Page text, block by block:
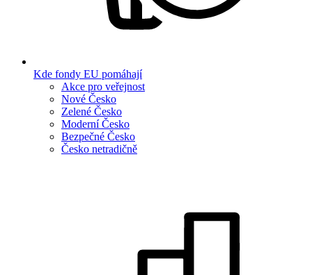
Kde fondy EU pomáhají
Akce pro veřejnost
Nové Česko
Zelené Česko
Moderní Česko
Bezpečné Česko
Česko netradičně